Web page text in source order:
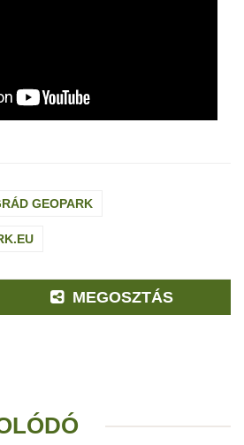
GEOPARK
MEGOSZTÁS